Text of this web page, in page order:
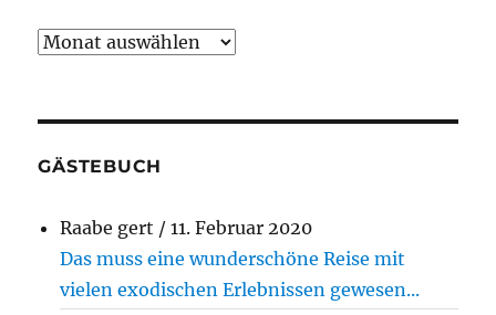
Reiseberichte
GÄSTEBUCH
Raabe gert /11. Februar 2020
Das muss eine wunderschöne Reise mit
vielen exodischen Erlebnissen gewesen...